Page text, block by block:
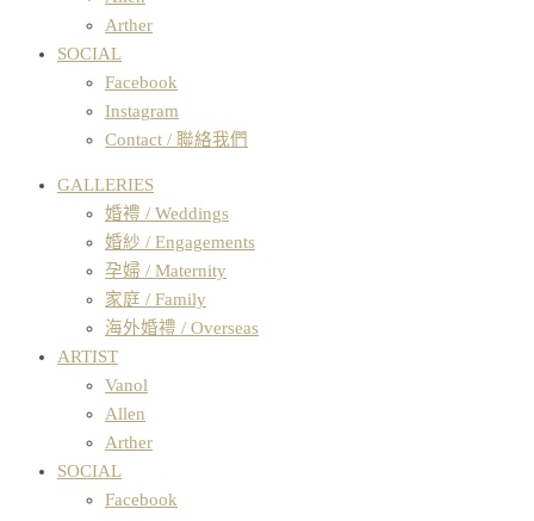
Arther
SOCIAL
Facebook
Instagram
Contact / 聯絡我們
GALLERIES
婚禮 / Weddings
婚紗 / Engagements
孕婦 / Maternity
家庭 / Family
海外婚禮 / Overseas
ARTIST
Vanol
Allen
Arther
SOCIAL
Facebook